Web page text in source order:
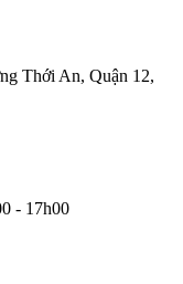
Thới An, Quận 12,
- 17h00